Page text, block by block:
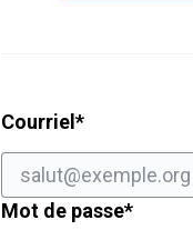
Courriel *Champ
Mot de passe*